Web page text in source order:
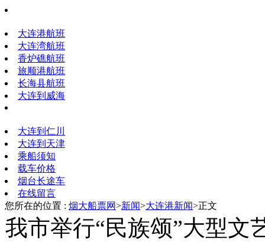
大连港航班
大连湾航班
香炉礁航班
旅顺港航班
长海县航班
大连到威海
大连到仁川
大连到天津
乘船须知
载车价格
烟台长途车
在线留言
您所在的位置 : 烟大船票网>新闻>大连港新闻>正文
我市举行“民族颂”大型文